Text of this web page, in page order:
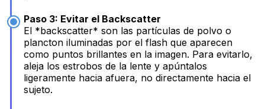
Paso 3: Evitar el Backscatter
El *backscatter* son las partículas de polvo o
plancton iluminadas por el flash que aparecen
como puntos brillantes en la imagen. Para evitarlo,
aleja los estrobos de la lente y apúntalos
ligeramente hacia afuera, no directamente hacia el
sujeto.